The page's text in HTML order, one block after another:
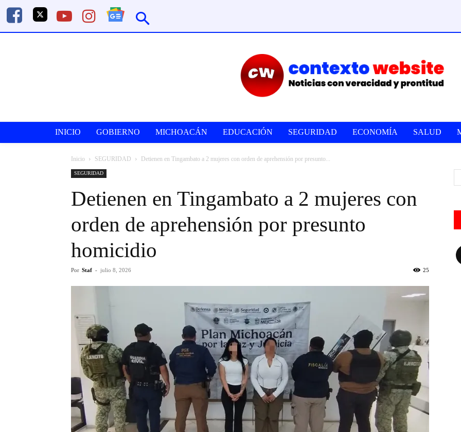
INICIO GOBIERNO MICHOACÁN EDUCACIÓN SEGURIDAD ECONOMÍA SALUD
Inicio SEGURIDAD Detienen en Tingambato a 2 mujeres con orden de aprehensión por presunto...
SEGURIDAD
Detienen en Tingambato a 2 mujeres con
orden de aprehensión por presunto
homicidio
Por Staf - julio 8, 2026 25